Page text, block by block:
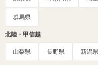
群馬県
北陸・甲信越
山梨県 長野県 新潟県